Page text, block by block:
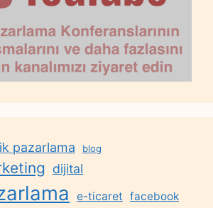
pazarlama blog
dijital
e-ticaret facebook